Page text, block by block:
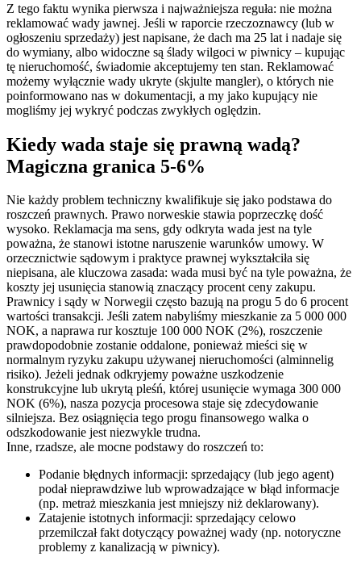
Z tego faktu wynika pierwsza i najważniejsza reguła: nie można
reklamować wady jawnej. Jeśli w raporcie rzeczoznawcy (lub w
ogłoszeniu sprzedaży) jest napisane, że dach ma 25 lat i nadaje się
do wymiany, albo widoczne są ślady wilgoci w piwnicy – kupując
tę nieruchomość, świadomie akceptujemy ten stan. Reklamować
możemy wyłącznie wady ukryte (skjulte mangler), o których nie
poinformowano nas w dokumentacji, a my jako kupujący nie
mogliśmy jej wykryć podczas zwykłych oględzin.
Kiedy wada staje się prawną wadą?
Magiczna granica 5-6%
Nie każdy problem techniczny kwalifikuje się jako podstawa do
roszczeń prawnych. Prawo norweskie stawia poprzeczkę dość
wysoko. Reklamacja ma sens, gdy odkryta wada jest na tyle
poważna, że stanowi istotne naruszenie warunków umowy. W
orzecznictwie sądowym i praktyce prawnej wykształciła się
niepisana, ale kluczowa zasada: wada musi być na tyle poważna, że
koszty jej usunięcia stanowią znaczący procent ceny zakupu.
Prawnicy i sądy w Norwegii często bazują na progu 5 do 6 procent
wartości transakcji. Jeśli zatem nabyliśmy mieszkanie za 5 000 000
NOK, a naprawa rur kosztuje 100 000 NOK (2%), roszczenie
prawdopodobnie zostanie oddalone, ponieważ mieści się w
normalnym ryzyku zakupu używanej nieruchomości (alminnelig
risiko). Jeżeli jednak odkryjemy poważne uszkodzenie
konstrukcyjne lub ukrytą pleśń, której usunięcie wymaga 300 000
NOK (6%), nasza pozycja procesowa staje się zdecydowanie
silniejsza. Bez osiągnięcia tego progu finansowego walka o
odszkodowanie jest niezwykle trudna.
Inne, rzadsze, ale mocne podstawy do roszczeń to:
Podanie błędnych informacji: sprzedający (lub jego agent)
podał nieprawdziwe lub wprowadzające w błąd informacje
(np. metraż mieszkania jest mniejszy niż deklarowany).
Zatajenie istotnych informacji: sprzedający celowo
przemilczał fakt dotyczący poważnej wady (np. notoryczne
problemy z kanalizacją w piwnicy).